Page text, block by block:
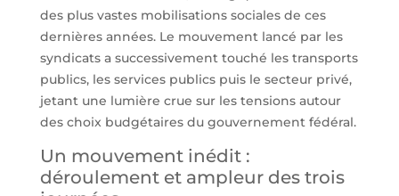
des plus vastes mobilisations sociales de ces
dernières années. Le mouvement lancé par les
syndicats a successivement touché les transports
publics, les services publics puis le secteur privé,
jetant une lumière crue sur les tensions autour
des choix budgétaires du gouvernement fédéral.
Un mouvement inédit :
déroulement et ampleur des trois